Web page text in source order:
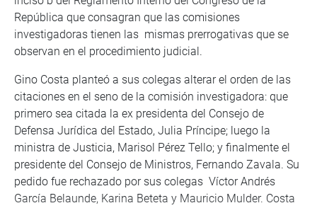
República que consagran que las comisiones
investigadoras tienen las mismas prerrogativas que se
observan en el procedimiento judicial.
Gino Costa planteó a sus colegas alterar el orden de las
citaciones en el seno de la comisión investigadora: que
primero sea citada la ex presidenta del Consejo de
Defensa Jurídica del Estado, Julia Príncipe; luego la
ministra de Justicia, Marisol Pérez Tello; y finalmente el
presidente del Consejo de Ministros, Fernando Zavala. Su
pedido fue rechazado por sus colegas Víctor Andrés
García Belaunde, Karina Beteta y Mauricio Mulder. Costa